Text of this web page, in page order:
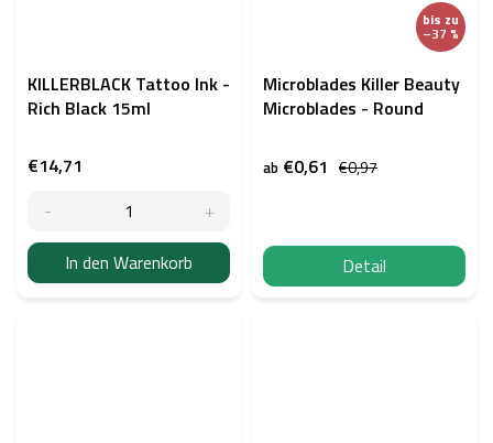
KILLERBLACK Tattoo Ink -
Rich Black 15ml
€14,71
In den Warenkorb
bis zu
–37 %
Microblades Killer Beauty
Microblades - Round
€0,97
ab €0,61
Detail